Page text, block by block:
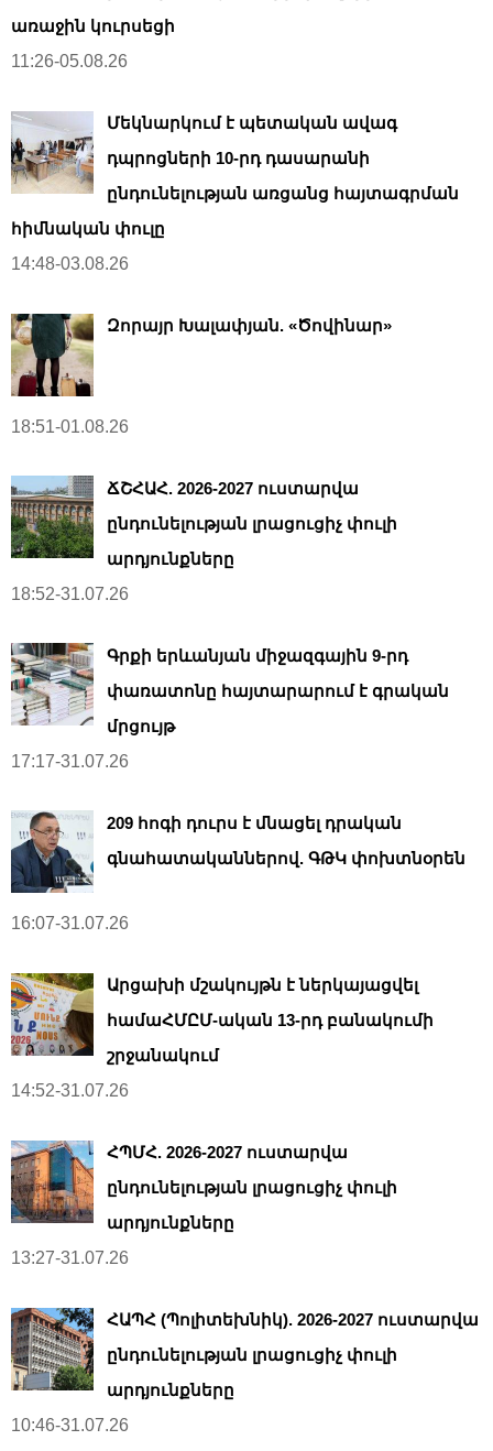
առաջին կուրսեցի
11:26-05.08.26
Մեկնարկում է պետական ավագ
դպրոցների 10-րդ դասարանի
ընդունելության առցանց հայտագրման
հիմնական փուլը
14:48-03.08.26
Զորայր Խալափյան. «Ծովինար»
18:51-01.08.26
ՃՇՀԱՀ. 2026-2027 ուստարվա
ընդունելության լրացուցիչ փուլի
արդյունքները
18:52-31.07.26
Գրքի երևանյան միջազգային 9-րդ
փառատոնը հայտարարում է գրական
մրցույթ
17:17-31.07.26
209 հոգի դուրս է մնացել դրական
գնահատականներով. ԳԹԿ փոխտնօրեն
16:07-31.07.26
Արցախի մշակույթն է ներկայացվել
համաՀՄԸՄ-ական 13-րդ բանակումի
շրջանակում
14:52-31.07.26
ՀՊՄՀ. 2026-2027 ուստարվա
ընդունելության լրացուցիչ փուլի
արդյունքները
13:27-31.07.26
ՀԱՊՀ (Պոլիտեխնիկ). 2026-2027 ուստարվա
ընդունելության լրացուցիչ փուլի
արդյունքները
10:46-31.07.26